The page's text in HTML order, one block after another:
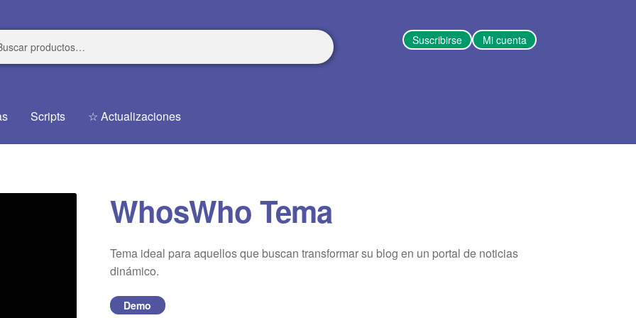
Suscribirse Mi cuenta
Scripts ☆ Actualizaciones
WhosWho Tema
Tema ideal para aquellos que buscan transformar su blog en un portal de noticias
dinámico.
Demo